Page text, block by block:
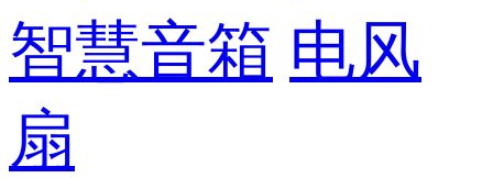
智慧音箱 电风
扇